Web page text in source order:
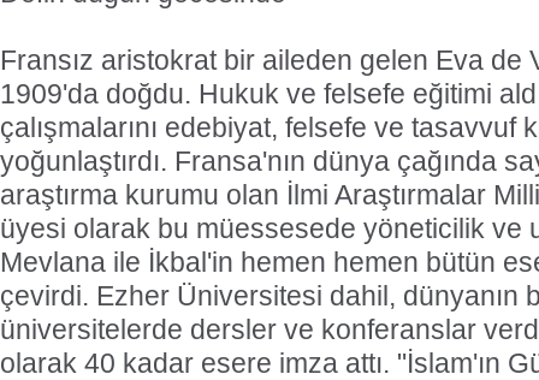
Fransız aristokrat bir aileden gelen Eva de
1909'da doğdu. Hukuk ve felsefe eğitimi
çalışmalarını edebiyat, felsefe ve tasavvuf
yoğunlaştırdı. Fransa'nın dünya çağında
araştırma kurumu olan İlmi Araştırmalar
üyesi olarak bu müessesede yöneticilik ve
Mevlana ile İkbal'in hemen hemen bütün
çevirdi. Ezher Üniversitesi dahil, dünyanın
üniversitelerde dersler ve konferanslar
olarak 40 kadar esere imza attı. "İslam'ın